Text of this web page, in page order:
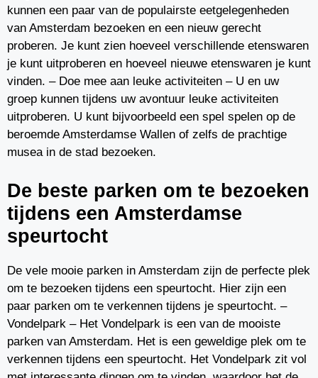
kunnen een paar van de populairste eetgelegenheden
van Amsterdam bezoeken en een nieuw gerecht
proberen. Je kunt zien hoeveel verschillende etenswaren
je kunt uitproberen en hoeveel nieuwe etenswaren je kunt
vinden. – Doe mee aan leuke activiteiten – U en uw
groep kunnen tijdens uw avontuur leuke activiteiten
uitproberen. U kunt bijvoorbeeld een spel spelen op de
beroemde Amsterdamse Wallen of zelfs de prachtige
musea in de stad bezoeken.
De beste parken om te bezoeken
tijdens een Amsterdamse
speurtocht
De vele mooie parken in Amsterdam zijn de perfecte plek
om te bezoeken tijdens een speurtocht. Hier zijn een
paar parken om te verkennen tijdens je speurtocht. –
Vondelpark – Het Vondelpark is een van de mooiste
parken van Amsterdam. Het is een geweldige plek om te
verkennen tijdens een speurtocht. Het Vondelpark zit vol